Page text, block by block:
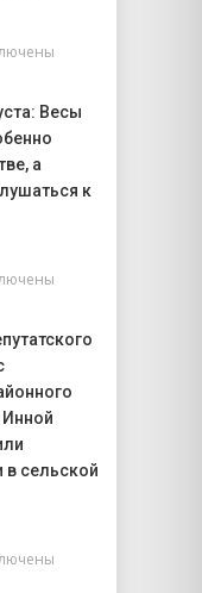
Весы
а
к
Инной
в сельской